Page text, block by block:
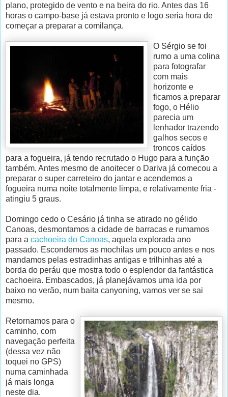
plano, protegido de vento e na beira do rio. Antes das 16
horas o campo-base já estava pronto e logo seria hora de
começar a preparar a comilança.
O Sérgio se foi
rumo a uma colina
para fotografar
com mais
horizonte e
ficamos a preparar
fogo, o Hélio
parecia um
lenhador trazendo
galhos secos e
troncos caídos
para a fogueira, já tendo recrutado o Hugo para a função
também. Antes mesmo de anoitecer o Dariva já comecou a
preparar o super carreteiro do jantar e acendemos a
fogueira numa noite totalmente limpa, e relativamente fria -
atingiu 5 graus.
Domingo cedo o Cesário já tinha se atirado no gélido
Canoas, desmontamos a cidade de barracas e rumamos
para a cachoeira do Canoas, aquela explorada ano
passado. Escondemos as mochilas um pouco antes e nos
mandamos pelas estradinhas antigas e trilhinhas até a
borda do peráu que mostra todo o esplendor da fantástica
cachoeira. Embascados, já planejávamos uma ida por
baixo no verão, num baita canyoning, vamos ver se sai
mesmo.
Retornamos para o
caminho, com
navegação perfeita
(dessa vez não
toquei no GPS)
numa caminhada
já mais longa
neste dia.